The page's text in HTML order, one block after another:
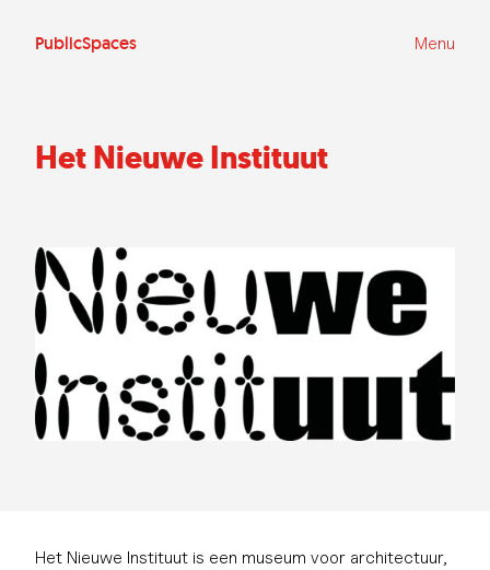
PublicSpaces Menu
Het Nieuwe Instituut
Het Nieuwe Instituut is een museum voor architectuur,